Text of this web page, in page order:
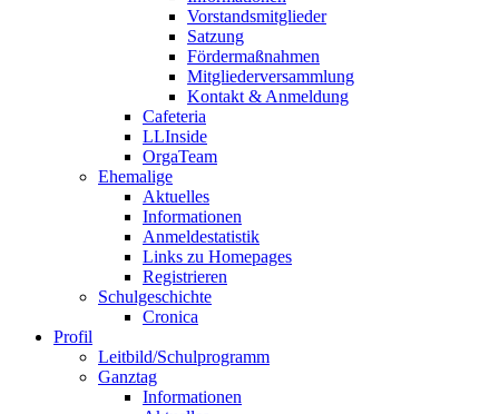
Vorstandsmitglieder
Satzung
Fördermaßnahmen
Mitgliederversammlung
Kontakt & Anmeldung
Cafeteria
LLInside
OrgaTeam
Ehemalige
Aktuelles
Informationen
Anmeldestatistik
Links zu Homepages
Registrieren
Schulgeschichte
Cronica
Profil
Leitbild/Schulprogramm
Ganztag
Informationen